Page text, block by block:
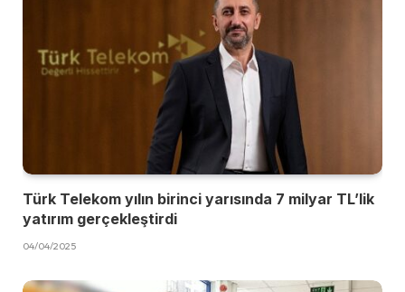
Türk Telekom yılın birinci yarısında 7 milyar TL’lik
yatırım gerçekleştirdi
04/04/2025